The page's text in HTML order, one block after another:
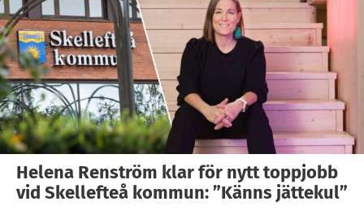
Helena Renström klar för nytt toppjobb
vid Skellefteå kommun: ”Känns jättekul”